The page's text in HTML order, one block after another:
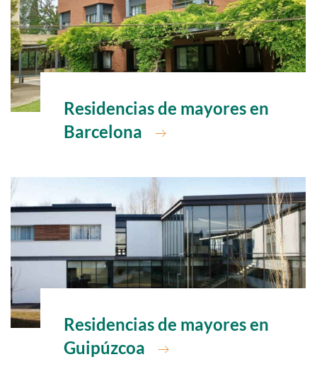
Ir a
Residencias de mayores en
Barcelona
Ir a
Residencias de mayores en
Guipúzcoa